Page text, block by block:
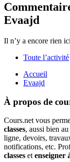
Evaajd
Il n’y a encore rien ici
Toute l’activité
Accueil
Evaajd
À propos de
Cours.net vous
classes, aussi bien
ligne, devoirs,
notifications, etc.
classes etenseigner